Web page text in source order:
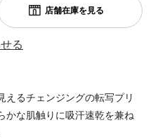
る
えるチェンジングの転写プリ
かな肌触りに吸汗速乾を兼ね